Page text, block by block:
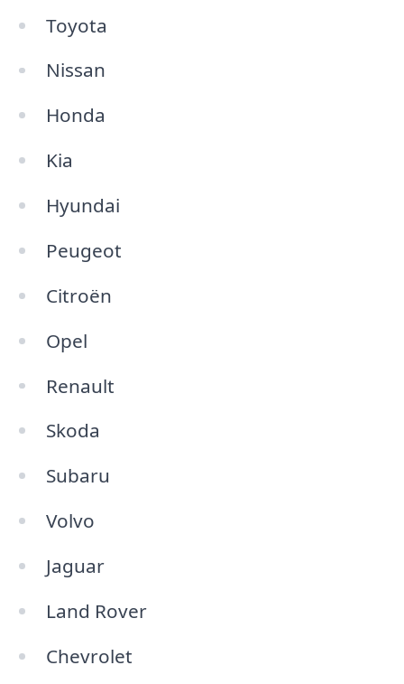
Toyota
Nissan
Honda
Kia
Hyundai
Peugeot
Citroën
Opel
Renault
Skoda
Subaru
Volvo
Jaguar
Land Rover
Chevrolet